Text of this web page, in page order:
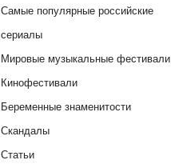
Самые популярные российские
сериалы
Мировые музыкальные фестивали
Кинофестивали
Беременные знаменитости
Скандалы
Статьи